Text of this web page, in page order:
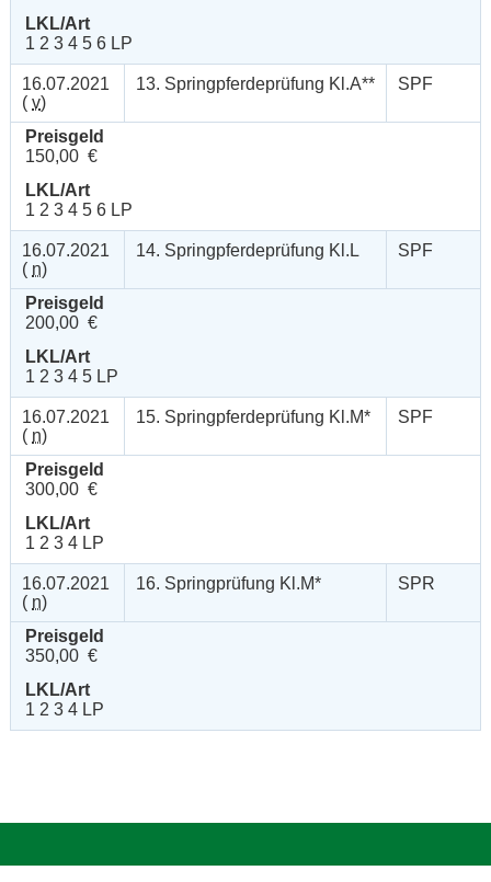
LKL/Art
1 2 3 4 5 6 LP
16.07.2021
( v)
13. Springpferdeprüfung Kl.A** SPF
Preisgeld
150,00 €
LKL/Art
1 2 3 4 5 6 LP
16.07.2021
( n)
14. Springpferdeprüfung Kl.L SPF
Preisgeld
200,00 €
LKL/Art
1 2 3 4 5 LP
16.07.2021
( n)
15. Springpferdeprüfung Kl.M* SPF
Preisgeld
300,00 €
LKL/Art
1 2 3 4 LP
16.07.2021
( n)
16. Springprüfung Kl.M* SPR
Preisgeld
350,00 €
LKL/Art
1 2 3 4 LP